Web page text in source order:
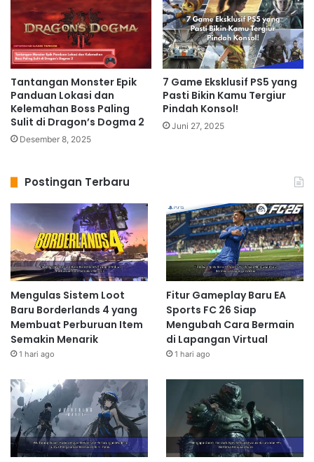
Tantangan Monster Epik
Panduan Lokasi dan
Kelemahan Boss Paling
Sulit di Dragon’s Dogma 2
Desember 8, 2025
7 Game Eksklusif PS5 yang
Pasti Bikin Kamu Tergiur
Pindah Konsol!
Juni 27, 2025
Postingan Terbaru
Mengulas Sistem Loot
Baru Borderlands 4 yang
Membuat Perburuan Item
Semakin Menarik
1 hari ago
Fitur Gameplay Baru EA
Sports FC 26 Siap
Mengubah Cara Bermain
di Lapangan Virtual
1 hari ago